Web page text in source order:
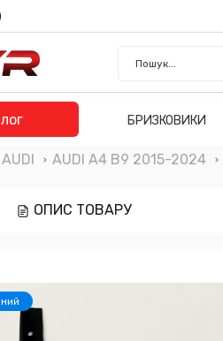
БРИЗКОВИКИ
AUDI AUDI A4 B9 2015-2024
ОПИС ТОВАРУ